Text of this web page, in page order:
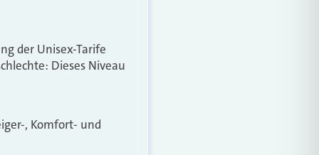
der Unisex-Tarife
Dieses Niveau
, Komfort- und